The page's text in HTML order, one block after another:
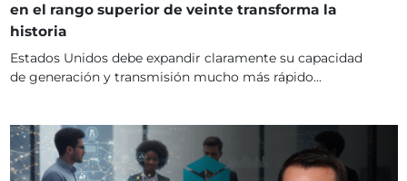
en el rango superior de veinte transforma la
historia
Estados Unidos debe expandir claramente su capacidad
de generación y transmisión mucho más rápido...